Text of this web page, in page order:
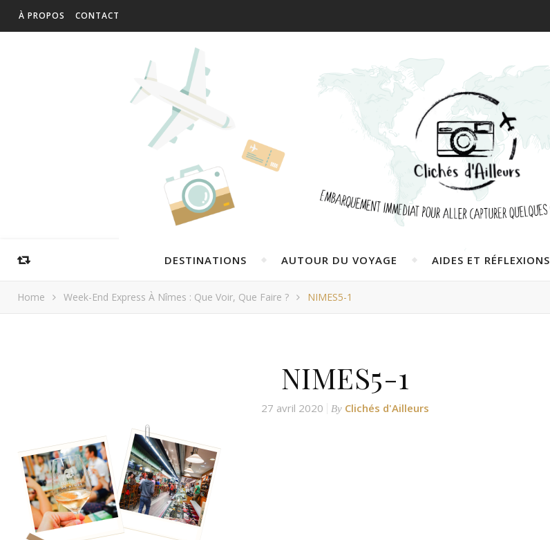
À PROPOS CONTACT
DESTINATIONS AUTOUR DU VOYAGE AIDES ET RÉFLEXIONS
Home Week-End Express À Nîmes : Que Voir, Que Faire ? NIMES5-1
NIMES5-1
27 avril 2020 By Clichés d'Ailleurs